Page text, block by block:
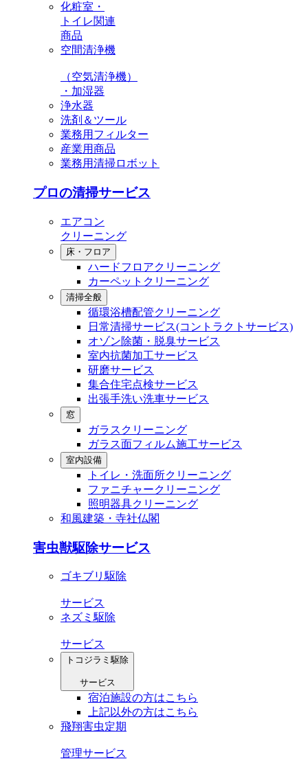
化粧室・
トイレ関連
商品
空間清浄機
（空気清浄機）
・加湿器
浄水器
洗剤＆ツール
業務用フィルター
産業用商品
業務用清掃ロボット
プロの清掃サービス
エアコン
クリーニング
床・フロア
ハードフロアクリーニング
カーペットクリーニング
清掃全般
循環浴槽配管クリーニング
⽇常清掃サービス(コントラクトサービス)
オゾン除菌・脱臭サービス
室内抗菌加工サービス
研磨サービス
集合住宅点検サービス
出張⼿洗い洗⾞サービス
窓
ガラスクリーニング
ガラス⾯フィルム施⼯サービス
室内設備
トイレ・洗⾯所クリーニング
ファニチャークリーニング
照明器具クリーニング
和風建築・寺社仏閣
害虫獣駆除サービス
ゴキブリ駆除
サービス
ネズミ駆除
サービス
トコジラミ駆除
サービス
宿泊施設の方はこちら
上記以外の方はこちら
飛翔害虫定期
管理サービス